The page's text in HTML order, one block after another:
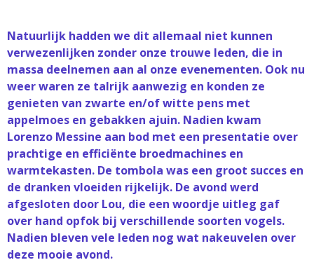
Natuurlijk hadden we dit allemaal niet kunnen
verwezenlijken zonder onze trouwe leden, die in
massa deelnemen aan al onze evenementen. Ook nu
weer waren ze talrijk aanwezig en konden ze
genieten van zwarte en/of witte pens met
appelmoes en gebakken ajuin. Nadien kwam
Lorenzo Messine aan bod met een presentatie over
prachtige en efficiënte broedmachines en
warmtekasten. De tombola was een groot succes en
de dranken vloeiden rijkelijk. De avond werd
afgesloten door Lou, die een woordje uitleg gaf
over hand opfok bij verschillende soorten vogels.
Nadien bleven vele leden nog wat nakeuvelen over
deze mooie avond.